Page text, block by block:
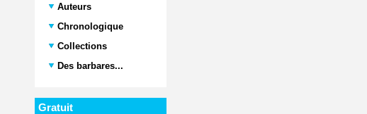
Auteurs
Chronologique
Collections
Des barbares...
Gratuit